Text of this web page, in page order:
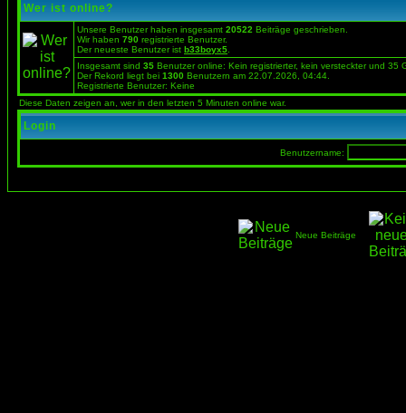
Wer ist online?
Unsere Benutzer haben insgesamt 20522 Beiträge geschrieben.
Wir haben 790 registrierte Benutzer.
Der neueste Benutzer ist b33boyx5
Insgesamt sind 35 Benutzer online: Kein registrierter, kein versteckter und
Der Rekord liegt bei 1300 Benutzern am 22.07.2026, 04:44.
Registrierte Benutzer: Keine
Diese Daten zeigen an, wer in den letzten 5 Minuten online war.
Login
Benutzername:
Neue Beiträge